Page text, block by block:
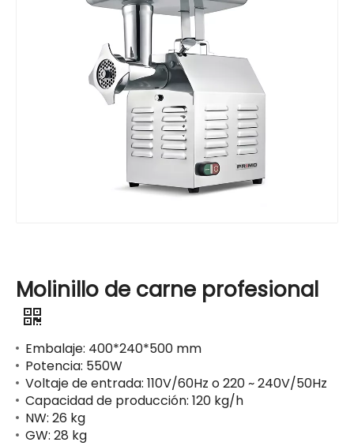
Molinillo de carne profesional
Embalaje: 400*240*500 mm
Potencia: 550W
Voltaje de entrada: 110V/60Hz o 220 ~ 240V/50Hz
Capacidad de producción: 120 kg/h
NW: 26 kg
GW: 28 kg